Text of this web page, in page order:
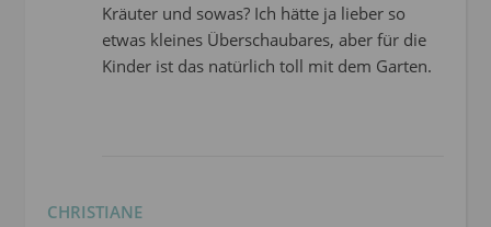
Kräuter und sowas? Ich hätte ja lieber so
etwas kleines Überschaubares, aber für die
Kinder ist das natürlich toll mit dem Garten.
CHRISTIANE